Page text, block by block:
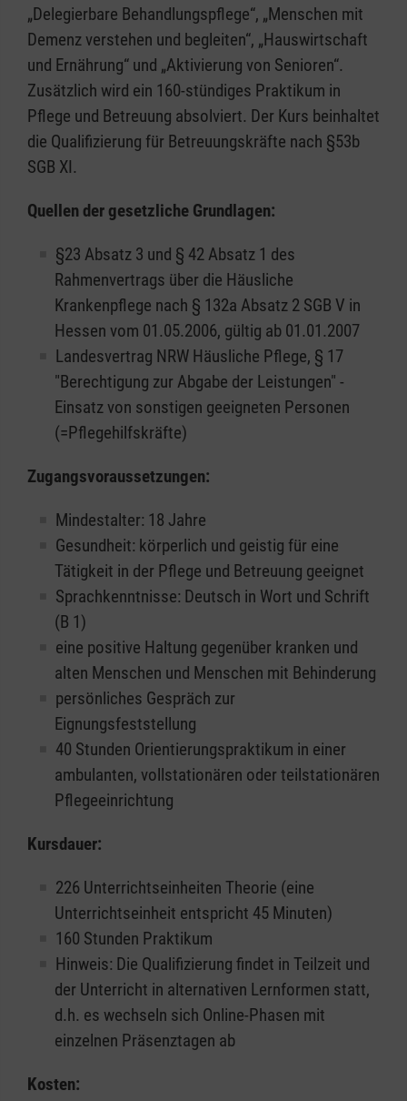
„Delegierbare Behandlungspflege“, „Menschen mit
Demenz verstehen und begleiten“, „Hauswirtschaft
und Ernährung“ und „Aktivierung von Senioren“.
Zusätzlich wird ein 160-stündiges Praktikum in
Pflege und Betreuung absolviert. Der Kurs beinhaltet
die Qualifizierung für Betreuungskräfte nach §53b
SGB XI.
Quellen der gesetzliche Grundlagen:
§23 Absatz 3 und § 42 Absatz 1 des
Rahmenvertrags über die Häusliche
Krankenpflege nach § 132a Absatz 2 SGB V in
Hessen vom 01.05.2006, gültig ab 01.01.2007
Landesvertrag NRW Häusliche Pflege, § 17
"Berechtigung zur Abgabe der Leistungen" -
Einsatz von sonstigen geeigneten Personen
(=Pflegehilfskräfte)
Zugangsvoraussetzungen:
Mindestalter: 18 Jahre
Gesundheit: körperlich und geistig für eine
Tätigkeit in der Pflege und Betreuung geeignet
Sprachkenntnisse: Deutsch in Wort und Schrift
(B 1)
eine positive Haltung gegenüber kranken und
alten Menschen und Menschen mit Behinderung
persönliches Gespräch zur
Eignungsfeststellung
40 Stunden Orientierungspraktikum in einer
ambulanten, vollstationären oder teilstationären
Pflegeeinrichtung
Kursdauer:
226 Unterrichtseinheiten Theorie (eine
Unterrichtseinheit entspricht 45 Minuten)
160 Stunden Praktikum
Hinweis: Die Qualifizierung findet in Teilzeit und
der Unterricht in alternativen Lernformen statt,
d.h. es wechseln sich Online-Phasen mit
einzelnen Präsenztagen ab
Kosten: